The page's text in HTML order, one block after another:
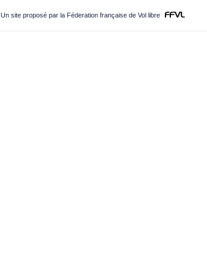
Un site proposé par la Féderation française de Vol libre